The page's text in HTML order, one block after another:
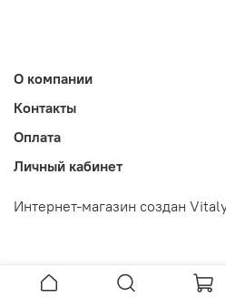
О компании
Контакты
Оплата
Личный кабинет
Интернет-магазин создан